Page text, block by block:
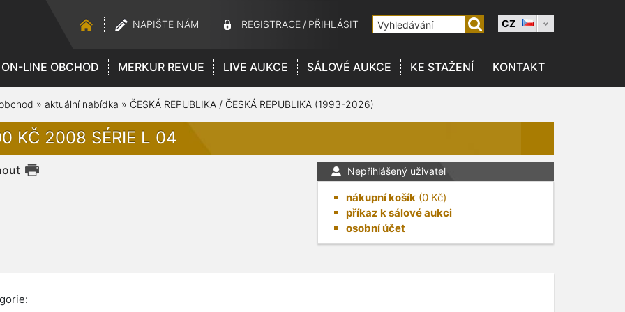
NAPIŠTE NÁM REGISTRACE / PŘIHLÁSIT CZ
ON-LINE OBCHOD MERKUR REVUE LIVE AUKCE SÁLOVÉ AUKCE KE STAŽENÍ KONTAKT
» aktuální nabídka » ČESKÁ REPUBLIKA / ČESKÁ REPUBLIKA (1993-2026)
KČ 2008 SÉRIE L 04
Nepřihlášený uživatel
nákupní košík (0 Kč)
příkaz k sálové aukci
osobní účet